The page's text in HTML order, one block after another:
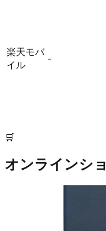
楽天モバ
イル
-
🛒
オンラインシ